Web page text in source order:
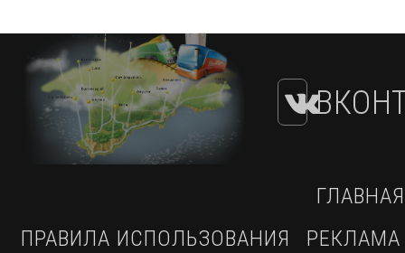
ГЛАВНАЯ
ПРАВИЛА ИСПОЛЬЗОВАНИЯ
РЕКЛАМА